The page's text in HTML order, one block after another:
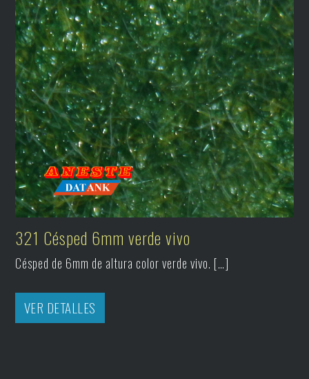
321 Césped 6mm verde vivo
Césped de 6mm de altura color verde vivo. […]
VER DETALLES